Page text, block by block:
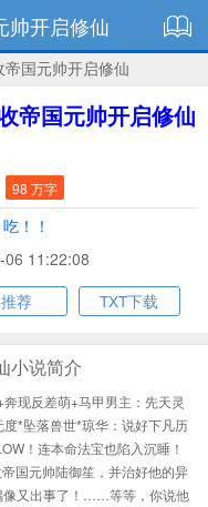
帅开启修仙
国元帅开启修仙
帝国元帅开启修仙
98 万字
！！
06 11:22:08
推荐 TXT下载
小说简介
现反差萌+马甲男主：先天灵
*坠落兽世*琼华：说好下凡历
！连本命法宝也陷入沉睡！
国元帅陆御笙，并治好他的异
像又出事了！……等等，你说他